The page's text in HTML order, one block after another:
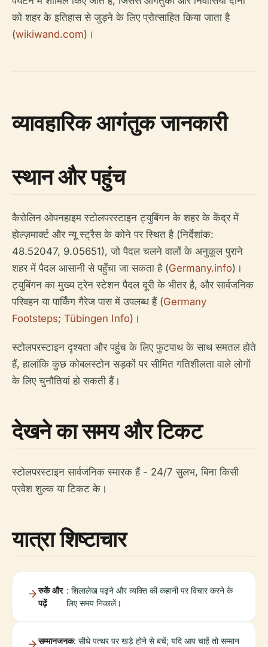
को शहर के इतिहास से जुड़ने के लिए प्रोत्साहित किया जाता है
(wikiwand.com)।
व्यावहारिक आगंतुक जानकारी
स्थान और पहुंच
कैरोलिन ओपनहाइम स्टोलपरस्टाइन ट्युबिंगन के शहर के केंद्र में
होल्ज़मार्क्ट और न्यू स्ट्रैस के कोने पर स्थित है (निर्देशांक:
48.52047, 9.05651), जो पैदल चलने वालों के अनुकूल पुराने
शहर में पैदल आसानी से पहुँचा जा सकता है (Germany.info)।
ट्युबिंगन का मुख्य ट्रेन स्टेशन पैदल दूरी के भीतर है, और सार्वजनिक
परिवहन या पार्किंग गैरेज पास में उपलब्ध हैं (Germany
Footsteps; Tübingen Info)।
स्टोलपरस्टाइन दृश्यता और पहुंच के लिए फुटपाथ के साथ समतल होते
हैं, हालांकि कुछ कोबलस्टोन सड़कों पर सीमित गतिशीलता वाले लोगों
के लिए चुनौतियां हो सकती हैं।
देखने का समय और टिकट
स्टोलपरस्टाइन सार्वजनिक स्मारक हैं - 24/7 सुलभ, बिना किसी
प्रवेश शुल्क या टिकट के।
यात्रा शिष्टाचार
रुकें और
पढ़ें
: शिलालेख पढ़ने और व्यक्ति की कहानी पर विचार करने के
लिए समय निकालें।
सम्मानजनक: सीधे पत्थर पर खड़े होने से बचें; यदि आप चाहें तो सम्मान